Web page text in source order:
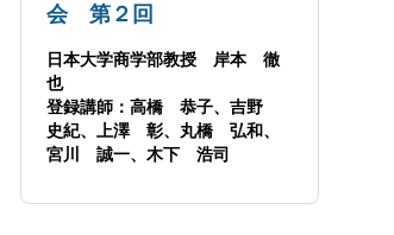
会 第２回
日本大学商学部教授 岸本 徹
也
登録講師：高橋 恭子、吉野
史紀、上澤 彰、丸橋 弘和、
宮川 誠一、木下 浩司